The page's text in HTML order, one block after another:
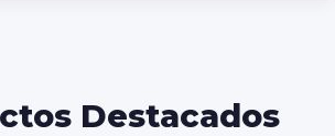
Destacados